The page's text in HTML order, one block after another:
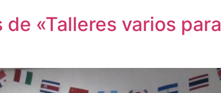
«Talleres varios para